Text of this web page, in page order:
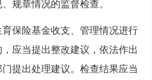
规章情况的监督检查。
保险基金收支、管理情况进行
应当提出整改建议，依法作出
提出处理建议。检查结果应当